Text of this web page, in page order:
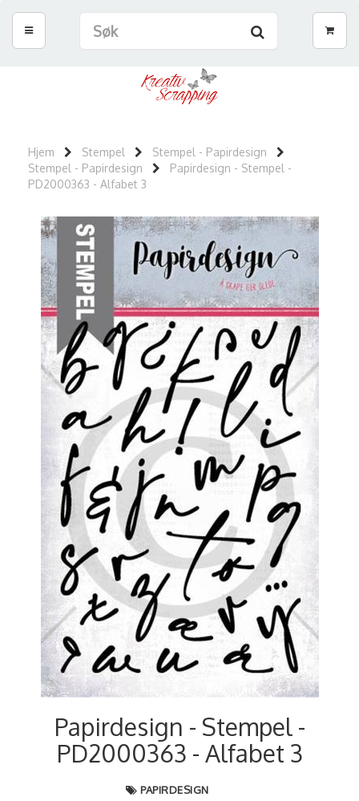
Hjem Stempel
Stempel - Papirdesign
Stempel - Papirdesign
Papirdesign - Stempel -
PD2000363 - Alfabet 3
Papirdesign - Stempel -
PD2000363 - Alfabet 3
PAPIRDESIGN